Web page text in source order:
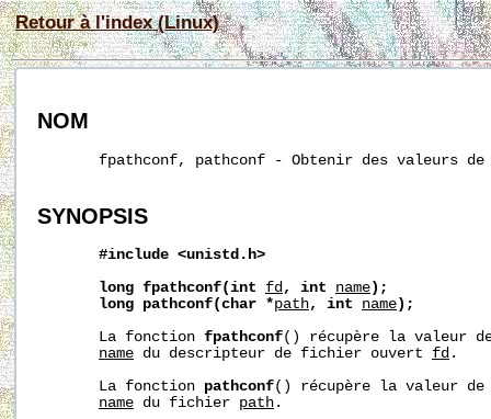
Retour à l'index (Linux)
NOM
fpathconf, pathconf - Obtenir des valeurs
SYNOPSIS
#include <unistd.h>
long fpathconf(int fd, int name );
long pathconf(char *path, int name );
       La fonction
fpathconf() récupère la valeur
name du descripteur de fichier ouvert fd .
       La fonction
pathconf() récupère la valeur
name du fichier path .